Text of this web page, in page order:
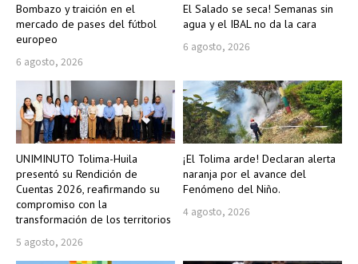
Bombazo y traición en el
mercado de pases del fútbol
europeo
6 agosto, 2026
El Salado se seca! Semanas sin
agua y el IBAL no da la cara
6 agosto, 2026
UNIMINUTO Tolima-Huila
presentó su Rendición de
Cuentas 2026, reafirmando su
compromiso con la
transformación de los territorios
5 agosto, 2026
¡El Tolima arde! Declaran alerta
naranja por el avance del
Fenómeno del Niño.
4 agosto, 2026